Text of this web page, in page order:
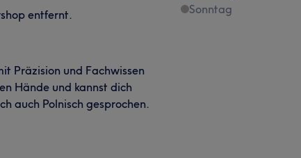
entfernt.
Präzision und Fachwissen
Hände und kannst dich
auch Polnisch gesprochen.
Sonntag